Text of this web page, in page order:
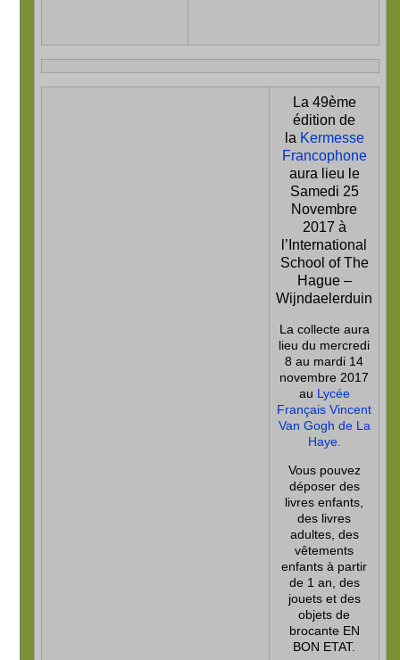
La 49ème
édition de
la Kermesse
Francophone
aura lieu le
Samedi 25
Novembre
2017 à
l’International
School of The
Hague –
Wijndaelerduin
La collecte aura
lieu du mercredi
8 au mardi 14
novembre 2017
au Lycée
Français Vincent
Van Gogh de La
Haye.
Vous pouvez
déposer des
livres enfants,
des livres
adultes, des
vêtements
enfants à partir
de 1 an, des
jouets et des
objets de
brocante EN
BON ETAT.